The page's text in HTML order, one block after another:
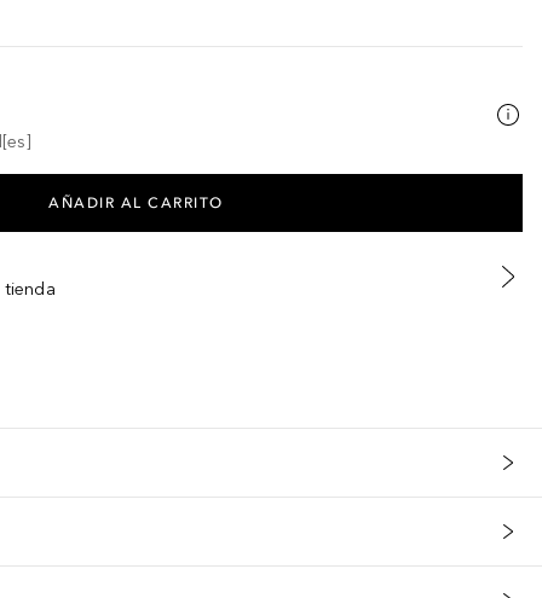
AÑADIR AL CARRITO
tienda